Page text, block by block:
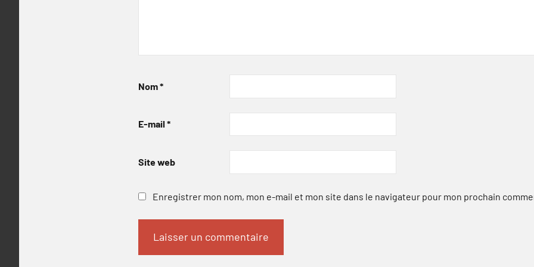
Nom*
E-mail *
Site web
Enregistrer mon nom, mon e-mail et mon site dans le navigateur pour mon prochain